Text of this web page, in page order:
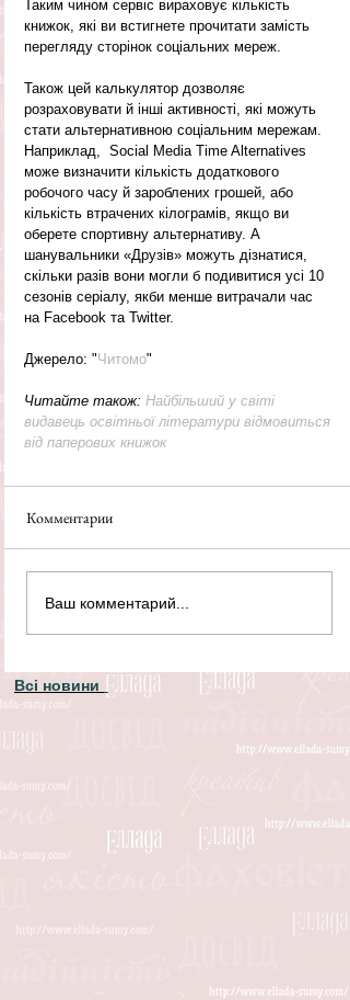
Таким чином сервіс вираховує кількість
книжок, які ви встигнете прочитати замість
перегляду сторінок соціальних мереж.
Також цей калькулятор дозволяє
розраховувати й інші активності, які можуть
стати альтернативною соціальним мережам.
Наприклад,  Social Media Time Alternatives
може визначити кількість додаткового
робочого часу й зароблених грошей, або
кількість втрачених кілограмів, якщо ви
оберете спортивну альтернативу. А
шанувальники «Друзів» можуть дізнатися,
скільки разів вони могли б подивитися усі 10
сезонів серіалу, якби менше витрачали час
на Facebook та Twitter.
Джерело: "Читомо"
Читайте також: Найбільший у світі
видавець освітньої літератури відмовиться
від паперових книжок
Комментарии
Ваш комментарий...
Всі новини